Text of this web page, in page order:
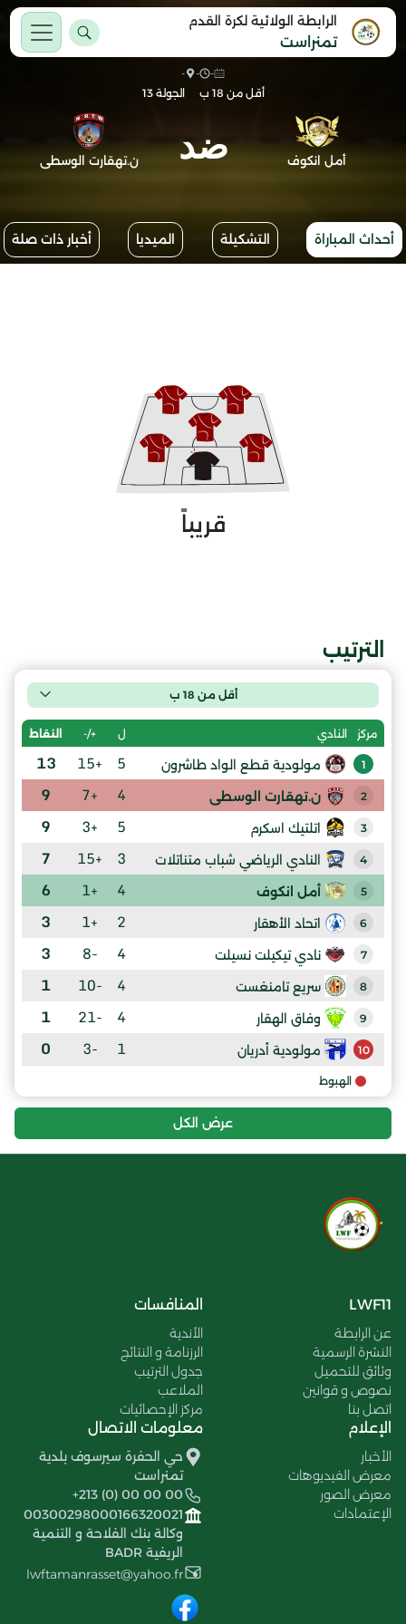
الرابطة الولائية لكرة القدم
تمنراست
-
-
-
أقل من 18 ب
الجولة 13
أمل انكوف ضد ن.تهقارت الوسطى
أحداث المباراة التشكيلة الميديا أخبار ذات صلة
قريباً
الترتيب
أقل من 18 ب
مركز النادي ل +/- النقاط
1 مولودية قطع الواد طاشرون 5
+15
13
2 ن.تهقارت الوسطى 4
+7
9
3 اتلتيك اسكرم 5
+3
9
4 النادي الرياضي شباب متناتلات 3
+15
7
5 أمل انكوف 4
+1
6
6 اتحاد الأهقار 2
+1
3
7 نادي تيكيلت نسيلت 4
-8
3
8 سريع تامنغست 4
-10
1
9 وفاق الهقار 4
-21
1
10 مولودية أدريان 1
-3
0
الهبوط
عرض الكل
LWF11
عن الرابطة
النشرة الرسمية
وثائق للتحميل
نصوص و قوانين
اتصل بنا
المنافسات
الأندية
الرزنامة و النتائج
جدول الترتيب
الملاعب
مركز الإحصائيات
الإعلام
الأخبار
معرض الفيديوهات
معرض الصور
الإعتمادات
معلومات الاتصال
حي الحفرة سيرسوف بلدية
تمنراست
+213 (0) 00 00 00
00300298000166320021
وكالة بنك الفلاحة و التنمية
الريفية BADR
lwftamanrasset@yahoo.fr